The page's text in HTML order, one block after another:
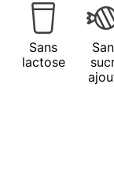
Sans
lactose